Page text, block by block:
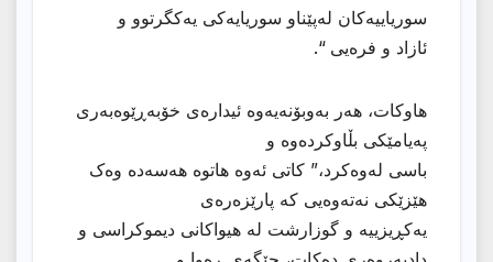
سوریاییەکان لەپێناو سوریایەکی یەکگرتوو و
ئازاد و فرەیی “.
هاوکات، هەر بەوبۆنەیەوە ئیدارەی خۆبەڕێوەبەری
پەیامێکی بڵاوکردەوە و
باسی لەوەکرد،” کاتی ئەوە هاتوە هەسەدە وەک
هێزێکی نەتەوەیی کە پارێزەرەی
یەکڕیزییە و گوزارشت لە هیواکانی دیموکراسی و